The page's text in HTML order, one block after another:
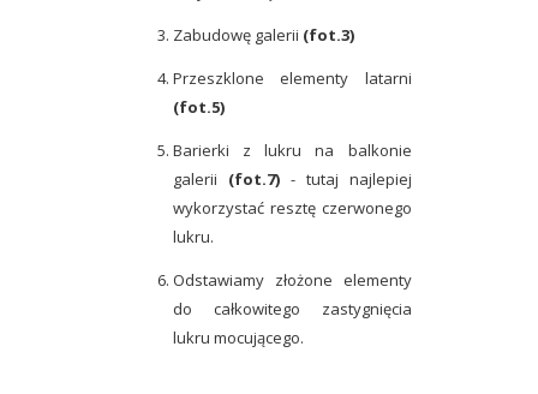
Zabudowę galerii (fot.3)
Przeszklone elementy latarni
(fot.5)
Barierki z lukru na balkonie
galerii (fot.7)- tutaj najlepiej
wykorzystać resztę czerwonego
lukru.
Odstawiamy złożone elementy
do całkowitego zastygnięcia
lukru mocującego.